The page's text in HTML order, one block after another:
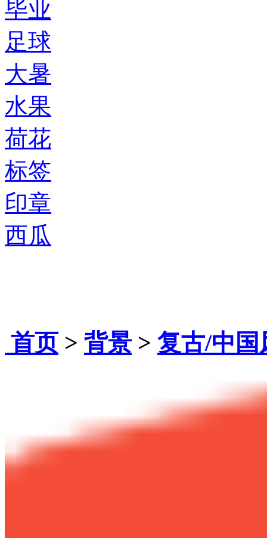
毕业
足球
大暑
水果
荷花
标签
印章
西瓜
首页> 背景 > 复古/中国